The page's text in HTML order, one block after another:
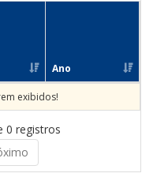
Ano
exibidos!
0 registros